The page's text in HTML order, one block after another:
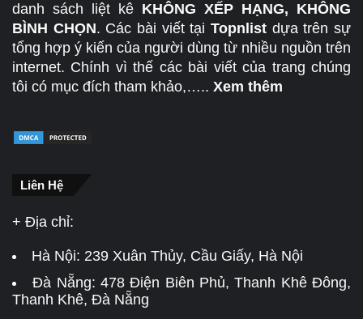
danh sách liệt kê KHÔNG XẾP HẠNG, KHÔNG
BÌNH CHỌN. Các bài viết tạiTopnlist dựa trên sự
tổng hợp ý kiến của người dùng từ nhiều nguồn trên
internet. Chính vì thế các bài viết của trang chúng
tôi có mục đích tham khảo,….. Xem thêm
Liên Hệ
+ Địa chỉ:
Hà Nội: 239 Xuân Thủy, Cầu Giấy, Hà Nội
Đà Nẵng:478 Điện Biên Phủ, Thanh Khê Đông,
Thanh Khê, Đà Nẵng